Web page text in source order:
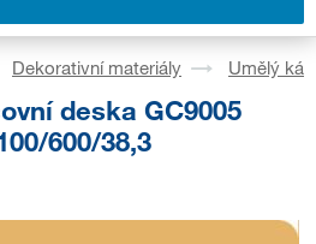
Dekorativní materiály Umělý
deska GC9005
600/38,3